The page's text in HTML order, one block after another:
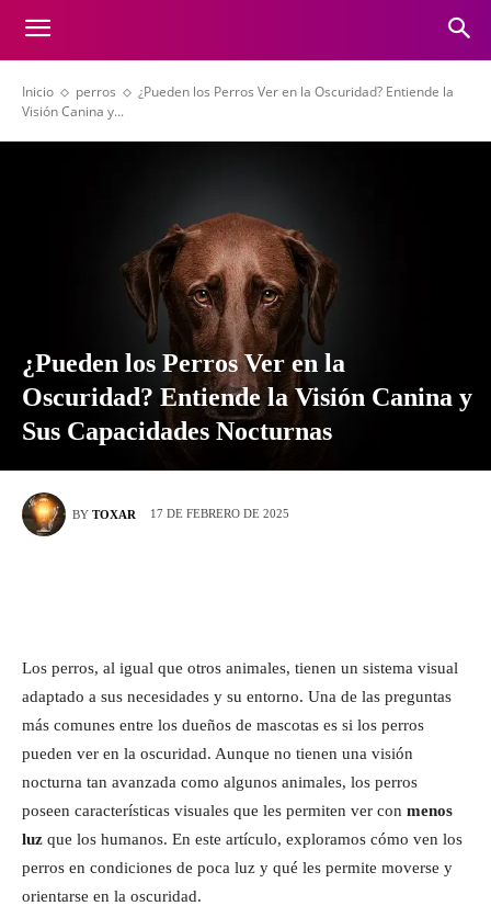
Inicio perros
¿Pueden los Perros Ver en la Oscuridad? Entiende la
Visión Canina y...
¿Pueden los Perros Ver en la
Oscuridad? Entiende la Visión Canina y
Sus Capacidades Nocturnas
BY TOXAR 17 DE FEBRERO DE 2025
Los perros, al igual que otros animales, tienen un sistema visual
adaptado a sus necesidades y su entorno. Una de las preguntas
más comunes entre los dueños de mascotas es si los perros
pueden ver en la oscuridad. Aunque no tienen una visión
nocturna tan avanzada como algunos animales, los perros
poseen características visuales que les permiten ver con menos
luz que los humanos. En este artículo, exploramos cómo ven los
perros en condiciones de poca luz y qué les permite moverse y
orientarse en la oscuridad.